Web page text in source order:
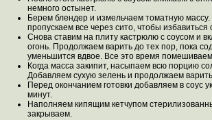
немного остынет.
Берем блендер и измельчаем томатную массу.
пропускаем все через сито, чтобы избавиться
Снова ставим на плиту кастрюлю с соусом и
огонь. Продолжаем варить до тех пор, пока
уменьшится вдвое. Все это время
Когда масса закипит, насыпаем всю порцию
Добавляем сухую зелень и продолжаем
Перед окончанием готовки добавляем в соус
минут.
Наполняем кипящим кетчупом
закрываем.